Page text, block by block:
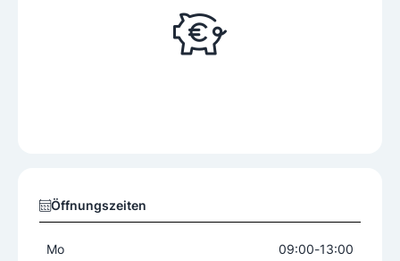
Öffnungszeiten
Mo 09:00-13:00